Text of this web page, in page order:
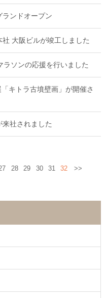
ンドオープン
大阪ビルが竣工しました
ラソンの応援を行いました
キトラ古墳壁画」が開催さ
社されました
28 29 30 31 32 >>